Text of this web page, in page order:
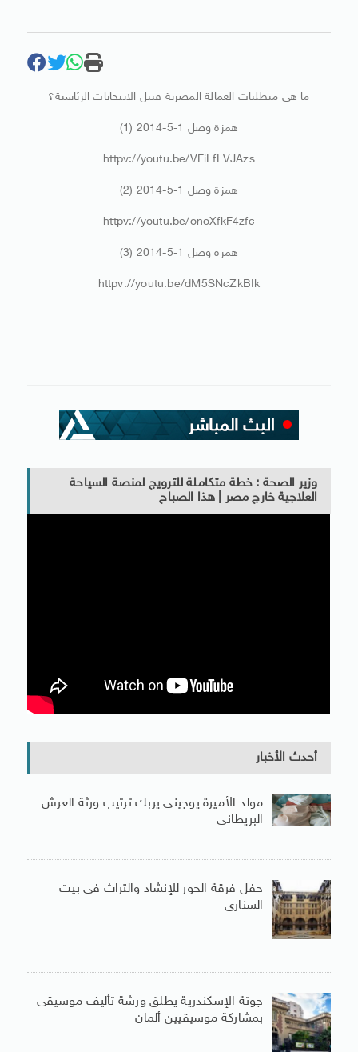
ما هى متطلبات العمالة المصرية قبيل اﻻنتخابات الرئاسية؟
همزة وصل 1-5-2014 (1)
httpv://youtu.be/VFiLfLVJAzs
همزة وصل 1-5-2014 (2)
httpv://youtu.be/onoXfkF4zfc
همزة وصل 1-5-2014 (3)
httpv://youtu.be/dM5SNcZkBIk
وزير الصحة : خطة متكاملة للترويج لمنصة السياحة
العلاجية خارج مصر | هذا الصباح
أحدث الأخبار
مولد الأميرة يوجينى يربك ترتيب ورثة العرش
البريطانى
حفل فرقة الحور للإنشاد والتراث فى بيت
السنارى
جوتة الإسكندرية يطلق ورشة تأليف موسيقى
بمشاركة موسيقيين ألمان